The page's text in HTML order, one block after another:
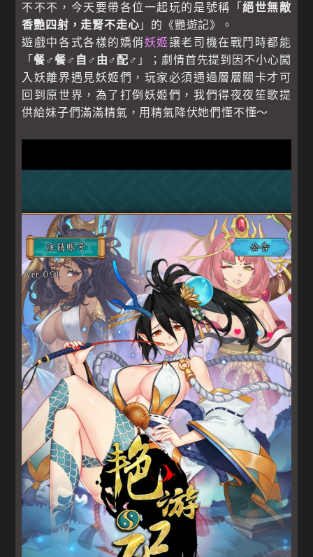
不不不，今天要帶各位一起玩的是號稱「絕世無敵
香艷四射，走腎不走心 」的《艷遊記》。
遊戲中各式各樣的嬌俏妖姬讓老司機在戰鬥時都能
「餐♂餐♂自♂由♂配♂ 」；劇情首先提到因不小心闖
入妖離界遇見妖姬們，玩家必須通過層層關卡才可
回到原世界，為了打倒妖姬們，我們得夜夜笙歌提
供給妹子們滿滿精氣，用精氣降伏她們懂不懂～